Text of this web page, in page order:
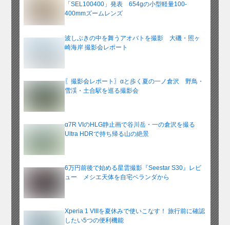
「SEL100400」発表 654gの小型軽量100-
400mmズームレンズ
波しぶきの中を舞うアオバトを撮影 大磯・照ヶ
崎海岸 撮影会レポート
〖撮影会レポート〗αと歩く夏の一ノ倉沢 野鳥・
雪渓・土合駅を巡る撮影会
α7R VIのHLG静止画で谷川岳・一の倉沢を撮る
Ultra HDRで持ち帰る山の絶景
6万円前後で始める星雲撮影『Seestar S30』レビ
ュー メシエ天体を自宅ベランダから
Xperia 1 VIIIを夏休みで使いこなす！ 旅行前に確認
したい5つの便利機能